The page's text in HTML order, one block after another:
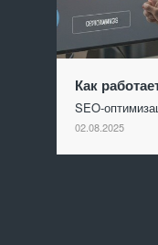
Как
SEO-
02.08.2025